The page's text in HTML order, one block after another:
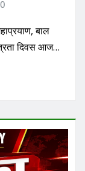
0
बाल
दिवस आज…